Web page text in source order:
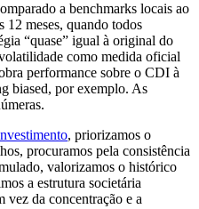
a benchmarks locais ao
meses, quando todos
“quase” igual à original do
como medida oficial
performance sobre o CDI à
biased, por exemplo. As
, priorizamos o
procuramos pela consistência
valorizamos o histórico
a estrutura societária
da concentração e a